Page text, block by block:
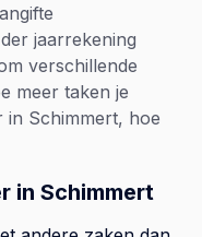
jaarrekening
verschillende
meer taken je
in Schimmert, hoe
in Schimmert